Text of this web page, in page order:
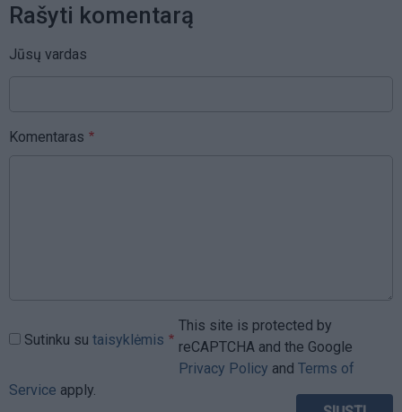
Rašyti komentarą
Jūsų vardas
Komentaras
Sutinku su taisyklėmis
This site is protected by
reCAPTCHA and the Google
Privacy Policy and Terms of
Service apply.